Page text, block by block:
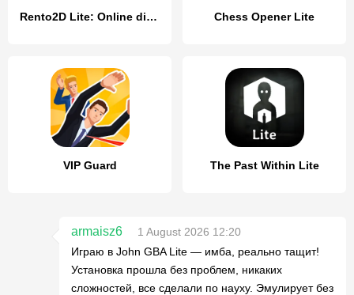
Rento2D Lite: Online dice game Chess Opener Lite
VIP Guard The Past Within Lite
armaisz6
1 August 2026 12:20
Играю в John GBA Lite — имба, реально тащит!
Установка прошла без проблем, никаких
сложностей, все сделали по науху. Эмулирует без